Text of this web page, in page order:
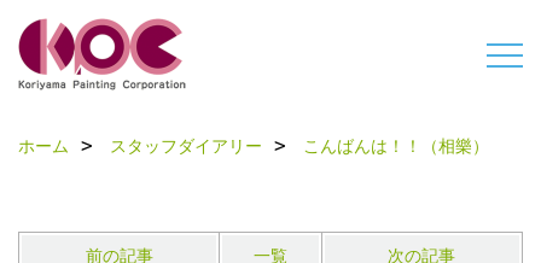
ホーム スタッフダイアリー こんばんは！！（相樂）
前の記事 一覧 次の記事